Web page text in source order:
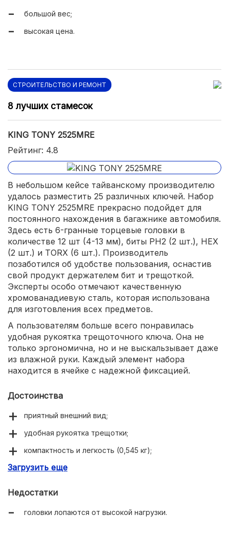
большой вес;
высокая цена.
СТРОИТЕЛЬСТВО И РЕМОНТ
8 лучших стамесок
KING TONY 2525MRE
Рейтинг: 4.8
В небольшом кейсе тайванскому производителю
удалось разместить 25 различных ключей. Набор
KING TONY 2525MRE прекрасно подойдет для
постоянного нахождения в багажнике автомобиля.
Здесь есть 6-гранные торцевые головки в
количестве 12 шт (4-13 мм), биты PH2 (2 шт.), HEX
(2 шт.) и TORX (6 шт.). Производитель
позаботился об удобстве пользования, оснастив
свой продукт держателем бит и трещоткой.
Эксперты особо отмечают качественную
хромованадиевую сталь, которая использована
для изготовления всех предметов.
А пользователям больше всего понравилась
удобная рукоятка трещоточного ключа. Она не
только эргономична, но и не выскальзывает даже
из влажной руки. Каждый элемент набора
находится в ячейке с надежной фиксацией.
Достоинства
приятный внешний вид;
удобная рукоятка трещотки;
компактность и легкость (0,545 кг);
качественный кейс.
Загрузить еще
Недостатки
головки лопаются от высокой нагрузки.